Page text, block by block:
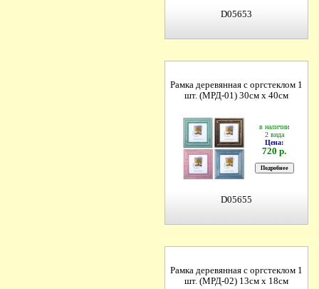
D05653
Рамка деревянная с оргстеклом 1
шт. (МРД-01) 30см х 40см
в наличии
2 вида
Цена:
720 р.
D05655
Рамка деревянная с оргстеклом 1
шт. (МРД-02) 13см х 18см